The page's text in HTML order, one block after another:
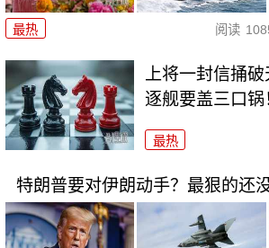
最热 阅读
上将一封信捅
逐舰要盖三口锅
最热
特朗普要对伊朗动手？最狠的还